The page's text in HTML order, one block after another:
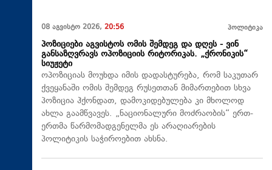
08 აგვისტო 2026, 20:56 პოლიტიკა
პოზიციები აგვისტოს ომის შემდეგ და დღეს - ვინ
განსაზღვრავს ოპოზიციის რიტორიკას. „ქრონიკის“
სიუჟეტი
ოპოზიციას მოუხდა იმის დადასტურება, რომ საკუთარ
ქვეყანაში ომის შემდეგ რუსეთთან მიმართებით სხვა
პოზიცია ჰქონდათ, დამოკიდებულება კი მხოლოდ
ახლა გაამწვავეს. „ნაციონალური მოძრაობის“ ერთ-
ერთმა წარმომადგენელმა ეს არაღიარების
პოლიტიკის საჭიროებით ახსნა.